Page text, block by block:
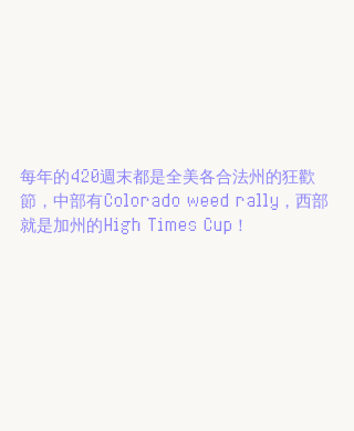
每年的420週末都是全美各合法州的狂歡
節，中部有Colorado weed rally，西部
就是加州的High Times Cup！